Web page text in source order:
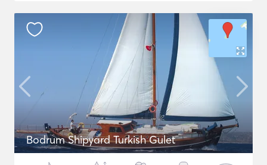
Bodrum Shipyard Turkish Gulet